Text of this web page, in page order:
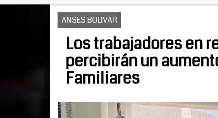
ANSES BOLIVAR
Los trabajadores en
percibirán un
Familiares